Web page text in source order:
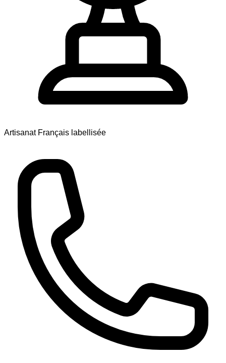
Artisanat Français labellisée